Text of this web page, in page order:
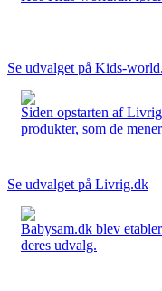
Se udvalget på Kids-
Siden opstarten af
produkter, som de
Se udvalget på Livrig.dk
Babysam.dk blev
deres udvalg.